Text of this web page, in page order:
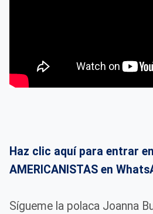
Haz clic aquí para entrar
AMERICANISTAS en
Sígueme la polaca Joanna